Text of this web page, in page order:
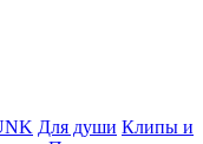
Для души Клипы и